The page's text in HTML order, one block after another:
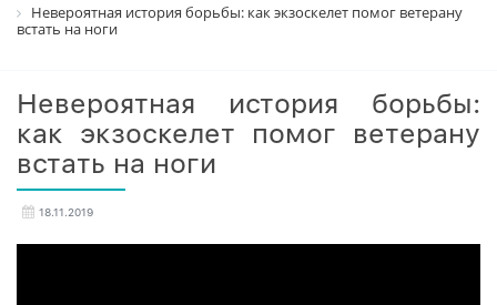
Невероятная история борьбы: как экзоскелет помог ветерану
встать на ноги
Невероятная история борьбы:
как экзоскелет помог ветерану
встать на ноги
18.11.2019